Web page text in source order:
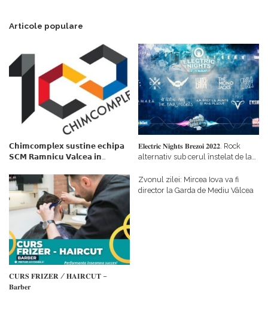
Articole populare
𝗖𝗵𝗶𝗺𝗰𝗼𝗺𝗽𝗹𝗲𝘅 𝘀𝘂𝘀𝘁𝗶𝗻𝗲 𝗲𝗰𝗵𝗶𝗽𝗮
𝗦𝗖𝗠 𝗥𝗮𝗺𝗻𝗶𝗰𝘂 𝗩𝗮𝗹𝗰𝗲𝗮 𝗶𝗻
𝗳𝗶𝗻𝗮𝗻𝘁𝗮𝘁𝗼𝗿
𝐄𝐥𝐞𝐜𝐭𝐫𝐢𝐜 𝐍𝐢𝐠𝐡𝐭𝐬 𝐁𝐫𝐞𝐳𝐨𝐢 𝟐𝟎𝟐𝟐. Rock
alternativ sub cerul înstelat de la
𝐂𝐔𝐑𝐒 𝐅𝐑𝐈𝐙𝐄𝐑 / 𝐇𝐀𝐈𝐑𝐂𝐔𝐓 –
𝐁𝐚𝐫𝐛𝐞𝐫
Zvonul zilei: Mircea Iova va fi
director la Garda de Mediu Vâlcea